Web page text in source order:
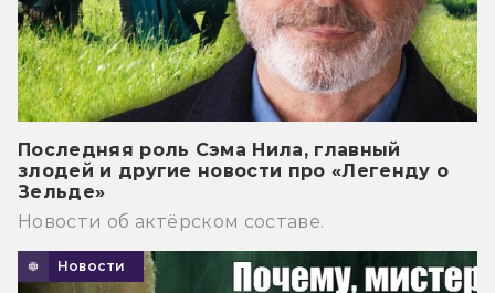
Последняя роль Сэма Нила, главный
злодей и другие новости про «Легенду о
Зельде»
Новости об актёрском составе.
Новости